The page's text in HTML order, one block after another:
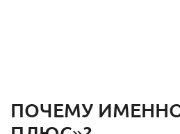
ПОЧЕМУ